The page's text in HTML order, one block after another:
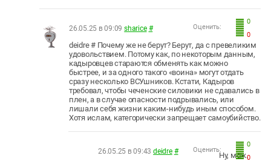
0
0
Оценить:
26.05.25 в 09:09 sharice #
deidre # Почему же не берут? Берут, да с превеликим
удовольствием. Потому как, по некоторым данным,
кадыровцев стараются обменять как можно
быстрее, и за одного такого «воина» могут отдать
сразу несколько ВСУшников. Кстати, Кадыров
требовал, чтобы чеченские силовики не сдавались в
плен, а в случае опасности подрывались, или
лишали себя жизни каким-нибудь иным способом.
Хотя ислам, категорически запрещает самоубийство.
0
0
Оценить:
26.05.25 в 09:43 deidre # Ну, мож.